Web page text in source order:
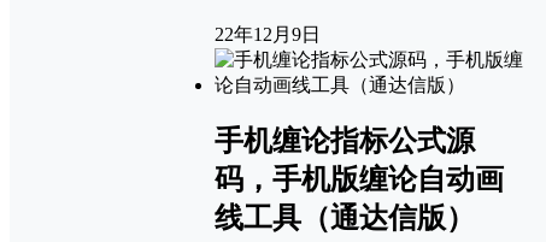
22年12月9日
手机缠论指标公式源
码，手机版缠论自动画
线工具（通达信版）